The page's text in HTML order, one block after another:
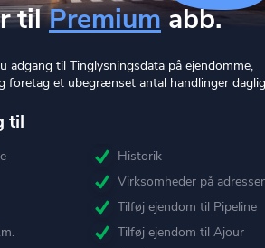
tilPremium abb.
adgang til Tinglysningsdata på ejendomme,
foretag et ubegrænset antal handlinger
til
Historik
Virksomheder på
Tilføj ejendom til Pipeline
Tilføj ejendom til Ajour